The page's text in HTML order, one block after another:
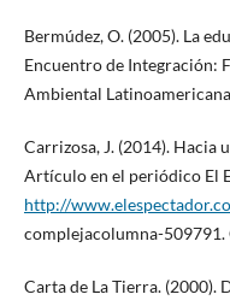
Bermúdez, O. (2005). La
Encuentro de Integración:
Ambiental
Carrizosa, J. (2014). Hacia
Artículo en el periódico El
http://
complejacolumna-509791.
Carta de La Tierra. (2000).